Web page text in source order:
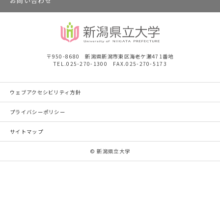
〒950-8680 新潟県新潟市東区海老ケ瀬471番地
TEL.025-270-1300 FAX.025-270-5173
ウェブアクセシビリティ方針
プライバシーポリシー
サイトマップ
© 新潟県立大学